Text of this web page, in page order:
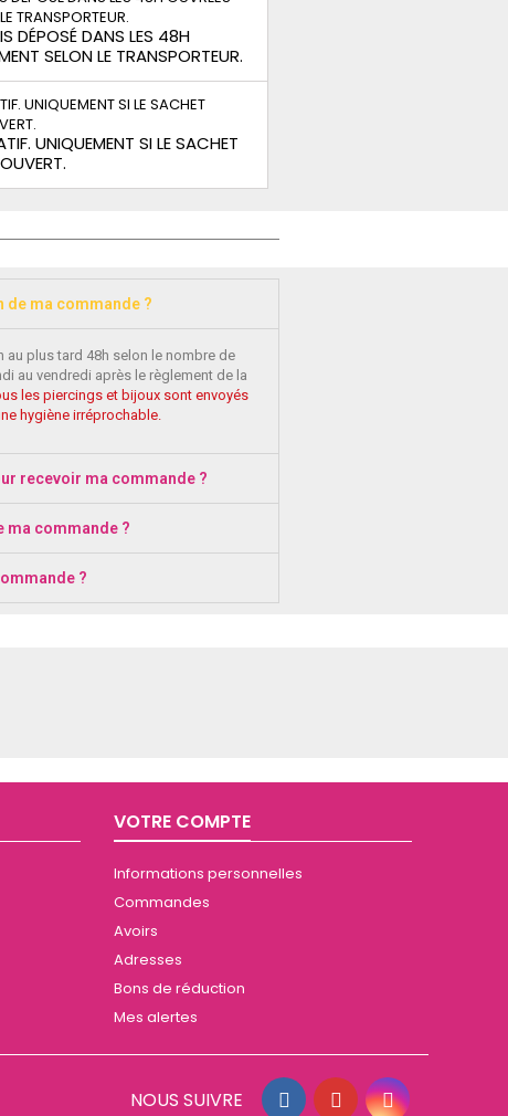
DÉPOSÉ DANS LES 48H
SELON LE TRANSPORTEUR.
UNIQUEMENT SI LE SACHET
de ma commande ?
au plus tard 48h selon le nombre de
au vendredi après le règlement de la
les piercings et bijoux sont envoyés
hygiène irréprochable.
recevoir ma commande ?
ma commande ?
?
VOTRE COMPTE
Informations personnelles
Commandes
Avoirs
Adresses
Bons de réduction
Mes alertes
NOUS SUIVRE